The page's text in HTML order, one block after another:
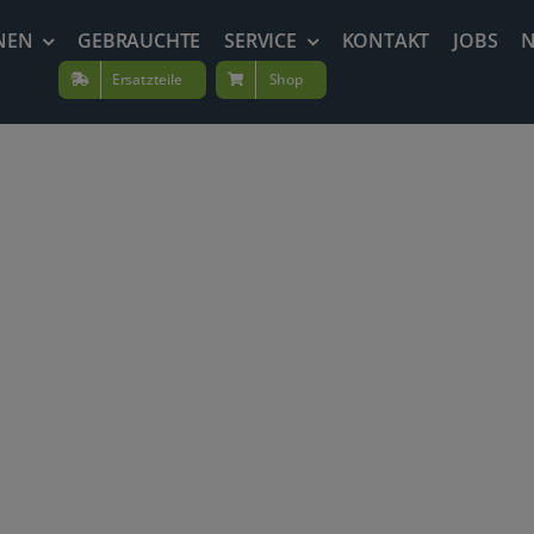
GEBRAUCHTE SERVICE KONTAKT JOBS
Ersatzteile Shop